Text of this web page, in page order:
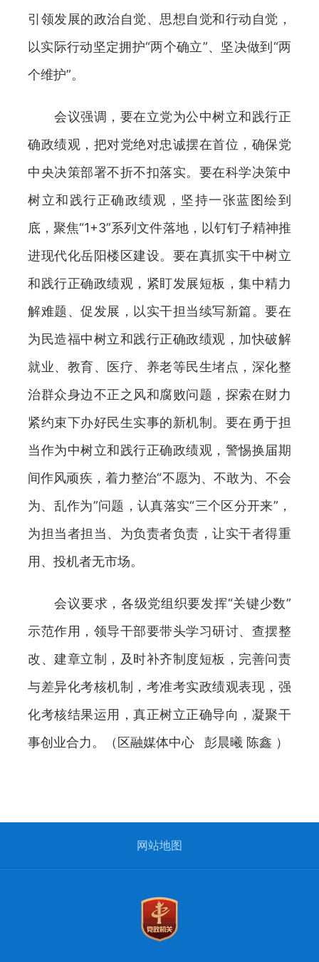
引领发展的政治自觉、思想自觉和行动自觉，
以实际行动坚定拥护“两个确立”、坚决做到“两
个维护”。
会议强调，要在立党为公中树立和践行正
确政绩观，把对党绝对忠诚摆在首位，确保党
中央决策部署不折不扣落实。要在科学决策中
树立和践行正确政绩观，坚持一张蓝图绘到
底，聚焦“1+3”系列文件落地，以钉钉子精神推
进现代化岳阳楼区建设。要在真抓实干中树立
和践行正确政绩观，紧盯发展短板，集中精力
解难题、促发展，以实干担当续写新篇。要在
为民造福中树立和践行正确政绩观，加快破解
就业、教育、医疗、养老等民生堵点，深化整
治群众身边不正之风和腐败问题，探索在财力
紧约束下办好民生实事的新机制。要在勇于担
当作为中树立和践行正确政绩观，警惕换届期
间作风顽疾，着力整治“不愿为、不敢为、不会
为、乱作为”问题，认真落实“三个区分开来”，
为担当者担当、为负责者负责，让实干者得重
用、投机者无市场。
会议要求，各级党组织要发挥“关键少数”
示范作用，领导干部要带头学习研讨、查摆整
改、建章立制，及时补齐制度短板，完善问责
与差异化考核机制，考准考实政绩观表现，强
化考核结果运用，真正树立正确导向，凝聚干
事创业合力。（区融媒体中心 彭晨曦 陈鑫 ）
网站地图